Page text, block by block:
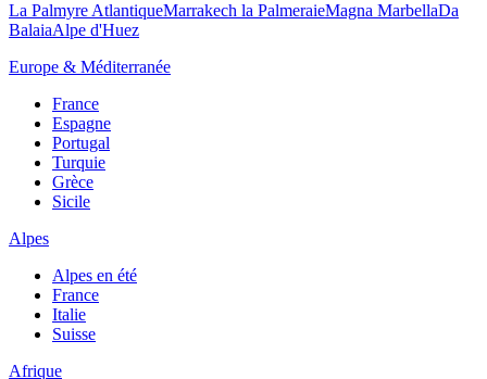
La Palmyre AtlantiqueMarrakech la PalmeraieMagna MarbellaDa
BalaiaAlpe d'Huez
Europe & Méditerranée
France
Espagne
Portugal
Turquie
Grèce
Sicile
Alpes
Alpes en été
France
Italie
Suisse
Afrique